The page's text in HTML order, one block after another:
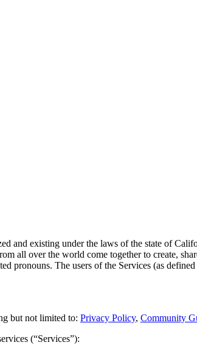
and existing under the laws of the state of
all over the world come together to create,
pronouns. The users of the Services (as
but not limited to: Privacy Policy, Community
(“Services”):